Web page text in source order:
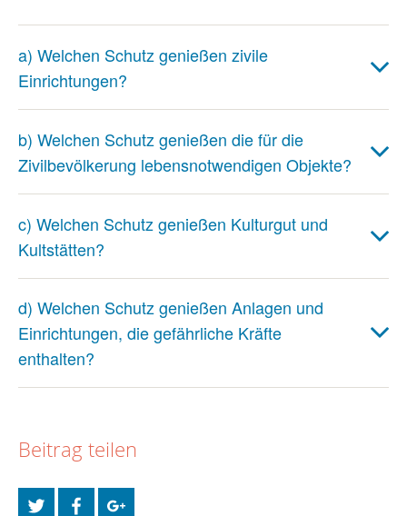
a) Welchen Schutz genießen zivile
Einrichtungen?
b) Welchen Schutz genießen die für die
Zivilbevölkerung lebensnotwendigen Objekte?
c) Welchen Schutz genießen Kulturgut und
Kultstätten?
d) Welchen Schutz genießen Anlagen und
Einrichtungen, die gefährliche Kräfte
enthalten?
Beitrag teilen